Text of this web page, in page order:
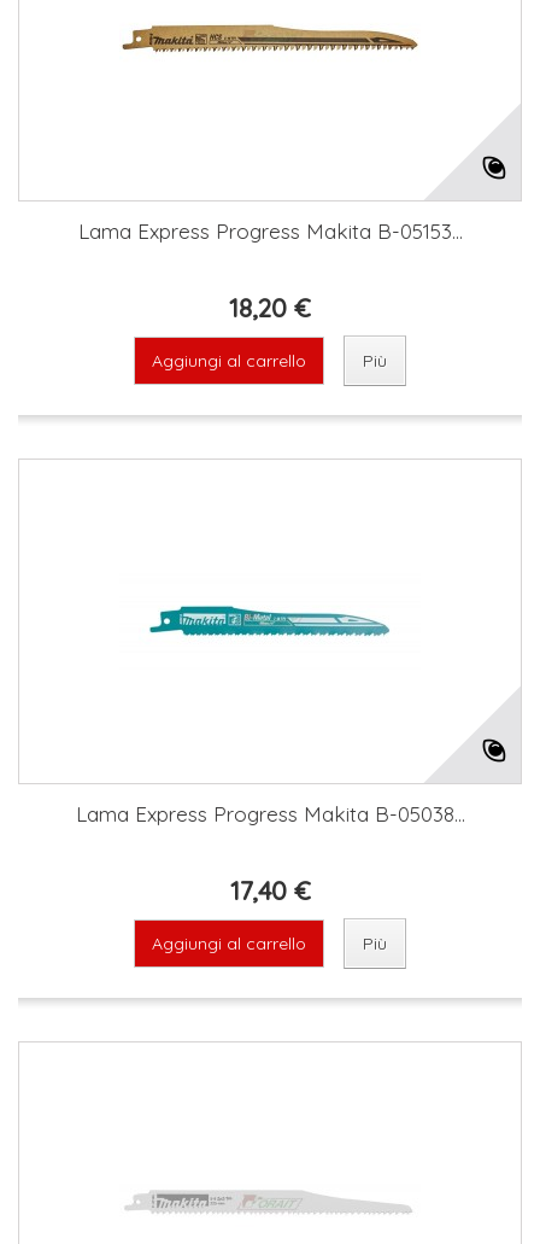
Lama Express Progress Makita B-05153...
18,20 €
Aggiungi al carrello Più
Lama Express Progress Makita B-05038...
17,40 €
Aggiungi al carrello Più